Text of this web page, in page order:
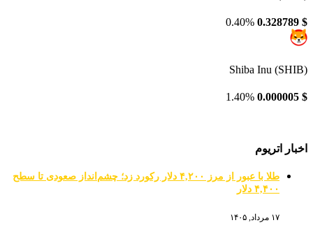
$
0.328789
0.40%
Shiba Inu (SHIB)
$
0.000005
1.40%
اخبار اتریوم
طلا با عبور از مرز ۴,۲۰۰ دلار رکورد زد؛ چشم‌انداز صعودی تا سطح
۴,۴۰۰ دلار
۱۷ مرداد, ۱۴۰۵